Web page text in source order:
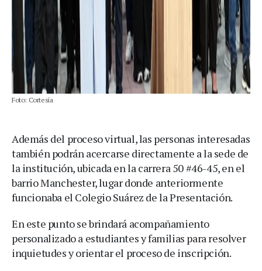
Foto: Cortesía
Además del proceso virtual, las personas interesadas
también podrán acercarse directamente a la sede de
la institución, ubicada en la carrera 50 #46-45, en el
barrio Manchester, lugar donde anteriormente
funcionaba el Colegio Suárez de la Presentación.
En este punto se brindará acompañamiento
personalizado a estudiantes y familias para resolver
inquietudes y orientar el proceso de inscripción.